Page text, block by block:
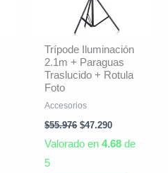
Trípode Iluminación
2.1m + Paraguas
Traslucido + Rotula
Foto
Accesorios
$55.976 $47.290
Valorado en4.68 de
5